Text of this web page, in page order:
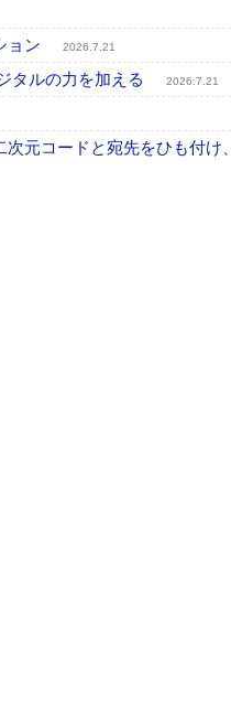
ョン 2026.7.21
タルの力を加える 2026.7.21
元コードと宛先をひも付け、